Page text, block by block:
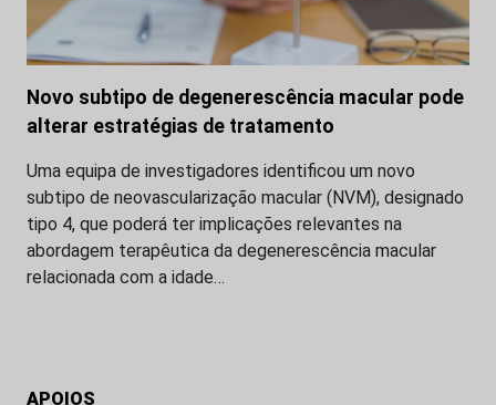
Novo subtipo de degenerescência macular pode
alterar estratégias de tratamento
Uma equipa de investigadores identificou um novo
subtipo de neovascularização macular (NVM), designado
tipo 4, que poderá ter implicações relevantes na
abordagem terapêutica da degenerescência macular
relacionada com a idade…
APOIOS